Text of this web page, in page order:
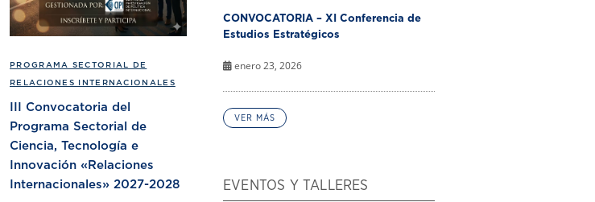
PROGRAMA SECTORIAL DE
RELACIONES INTERNACIONALES
III Convocatoria del
Programa Sectorial de
Ciencia, Tecnología e
Innovación «Relaciones
Internacionales» 2027-2028
CONVOCATORIA – XI Conferencia de
Estudios Estratégicos
enero 23, 2026
VER MÁS
EVENTOS Y TALLERES